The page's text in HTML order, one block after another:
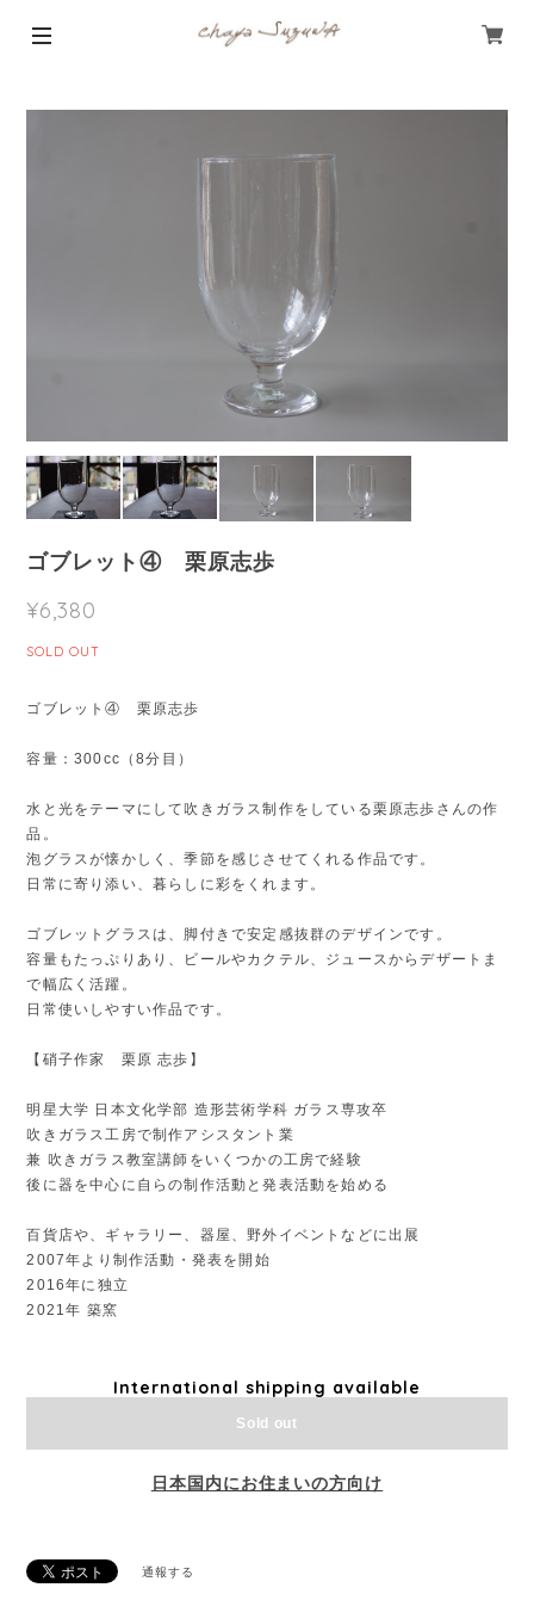
ゴブレット④ 栗原志歩
¥6,380
SOLD OUT
ゴブレット④ 栗原志歩
容量：300cc（8分目）
水と光をテーマにして吹きガラス制作をしている栗原志歩さんの作
品。
泡グラスが懐かしく、季節を感じさせてくれる作品です。
日常に寄り添い、暮らしに彩をくれます。
ゴブレットグラスは、脚付きで安定感抜群のデザインです。
容量もたっぷりあり、ビールやカクテル、ジュースからデザートま
で幅広く活躍。
日常使いしやすい作品です。
【硝子作家 栗原 志歩】
明星大学 日本文化学部 造形芸術学科 ガラス専攻卒
吹きガラス工房で制作アシスタント業
兼 吹きガラス教室講師をいくつかの工房で経験
後に器を中心に自らの制作活動と発表活動を始める
百貨店や、ギャラリー、器屋、野外イベントなどに出展
2007年より制作活動・発表を開始
2016年に独立
2021年 築窯
International shipping available
Sold out
日本国内にお住まいの方向け
通報する